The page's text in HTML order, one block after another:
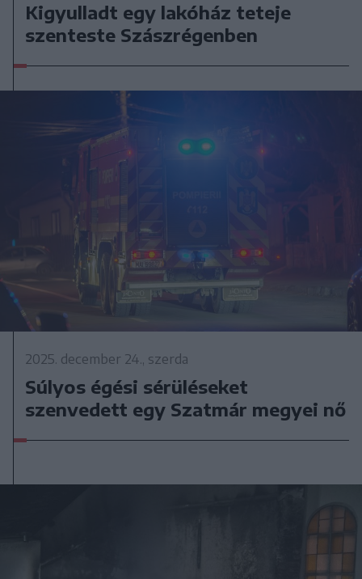
Kigyulladt egy lakóház teteje
szenteste Szászrégenben
2025. december 24., szerda
Súlyos égési sérüléseket
szenvedett egy Szatmár megyei nő